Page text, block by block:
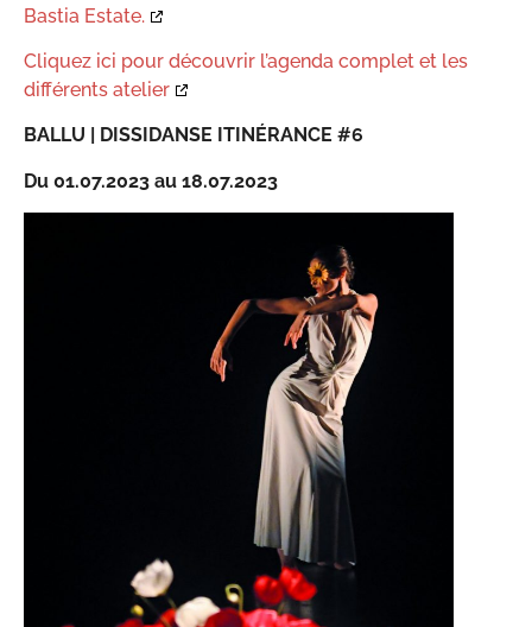
Bastia Estate.
Cliquez ici pour découvrir l’agenda complet et les
différents atelier
BALLU | DISSIDANSE ITINÉRANCE #6
Du 01.07.2023 au 18.07.2023